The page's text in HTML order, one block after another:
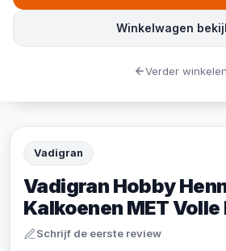
Vadigran
Vadigran Hobby
Kalkoenen MET
Schrijf de eerste review
Winkelwagen
Verder winkelen